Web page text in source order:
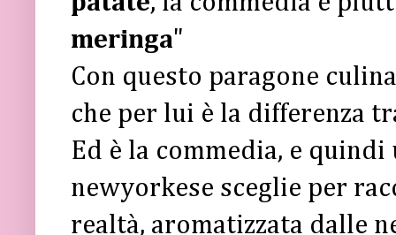
meringa"
Con questo paragone
che per lui è la differenza
Ed è la commedia, e
newyorkese sceglie per
realtà, aromatizzata dalle